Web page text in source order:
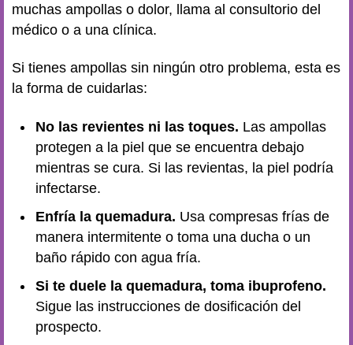
muchas ampollas o dolor, llama al consultorio del
médico o a una clínica.
Si tienes ampollas sin ningún otro problema, esta es
la forma de cuidarlas:
No las revientes ni las toques. Las ampollas
protegen a la piel que se encuentra debajo
mientras se cura. Si las revientas, la piel podría
infectarse.
Enfría la quemadura. Usa compresas frías de
manera intermitente o toma una ducha o un
baño rápido con agua fría.
Si te duele la quemadura, toma ibuprofeno.
Sigue las instrucciones de dosificación del
prospecto.